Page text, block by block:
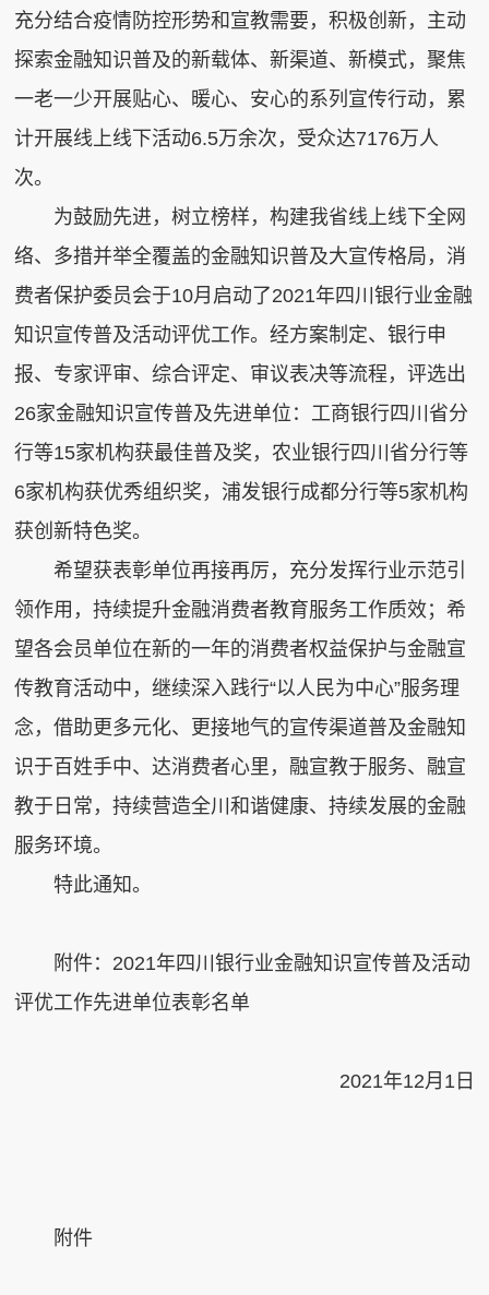
充分结合疫情防控形势和宣教需要，积极创新，主动
探索金融知识普及的新载体、新渠道、新模式，聚焦
一老一少开展贴心、暖心、安心的系列宣传行动，累
计开展线上线下活动6.5万余次，受众达7176万人
次。
为鼓励先进，树立榜样，构建我省线上线下全网
络、多措并举全覆盖的金融知识普及大宣传格局，消
费者保护委员会于10月启动了2021年四川银行业金融
知识宣传普及活动评优工作。经方案制定、银行申
报、专家评审、综合评定、审议表决等流程，评选出
26家金融知识宣传普及先进单位：工商银行四川省分
行等15家机构获最佳普及奖，农业银行四川省分行等
6家机构获优秀组织奖，浦发银行成都分行等5家机构
获创新特色奖。
希望获表彰单位再接再厉，充分发挥行业示范引
领作用，持续提升金融消费者教育服务工作质效；希
望各会员单位在新的一年的消费者权益保护与金融宣
传教育活动中，继续深入践行“以人民为中心”服务理
念，借助更多元化、更接地气的宣传渠道普及金融知
识于百姓手中、达消费者心里，融宣教于服务、融宣
教于日常，持续营造全川和谐健康、持续发展的金融
服务环境。
特此通知。
附件：2021年四川银行业金融知识宣传普及活动
评优工作先进单位表彰名单
2021年12月1日
附件